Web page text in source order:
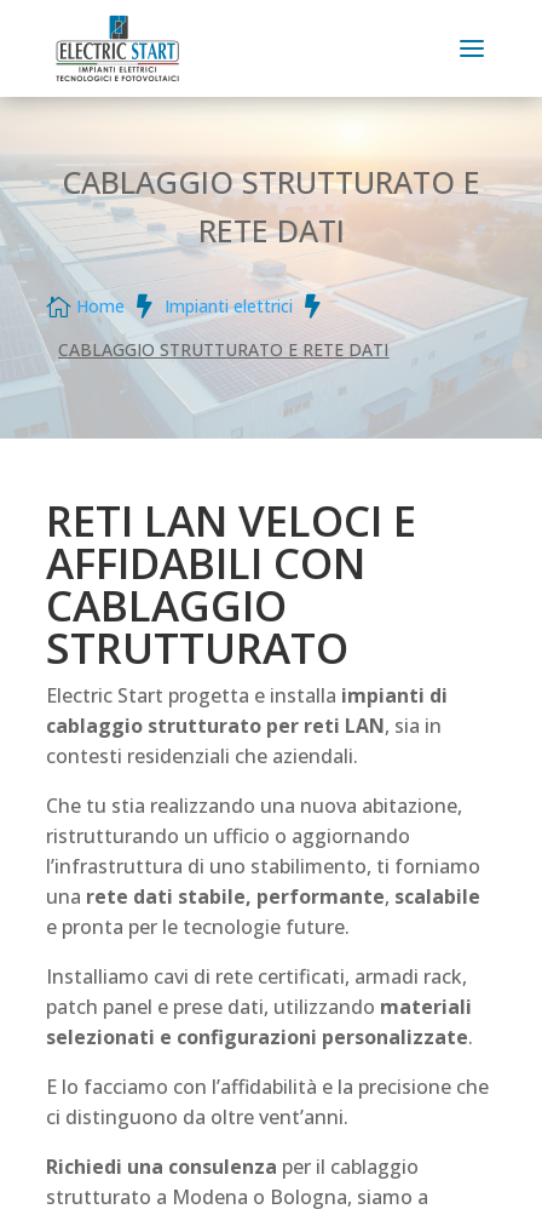
CABLAGGIO STRUTTURATO E
RETE DATI
 Home  Impianti elettrici 
CABLAGGIO STRUTTURATO E RETE DATI
RETI LAN VELOCI E
AFFIDABILI CON
CABLAGGIO
STRUTTURATO
Electric Start progetta e installa impianti di
cablaggio strutturato per reti LAN, sia in
contesti residenziali che aziendali.
Che tu stia realizzando una nuova abitazione,
ristrutturando un ufficio o aggiornando
l’infrastruttura di uno stabilimento, ti forniamo
una rete dati stabile, performante, scalabile
e pronta per le tecnologie future.
Installiamo cavi di rete certificati, armadi rack,
patch panel e prese dati, utilizzando materiali
selezionati e configurazioni personalizzate.
E lo facciamo con l’affidabilità e la precisione che
ci distinguono da oltre vent’anni.
Richiedi una consulenza per il cablaggio
strutturato a Modena o Bologna, siamo a